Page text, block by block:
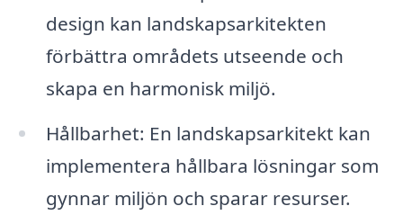
design kan landskapsarkitekten
förbättra områdets utseende och
skapa en harmonisk miljö.
Hållbarhet: En landskapsarkitekt kan
implementera hållbara lösningar som
gynnar miljön och sparar resurser.